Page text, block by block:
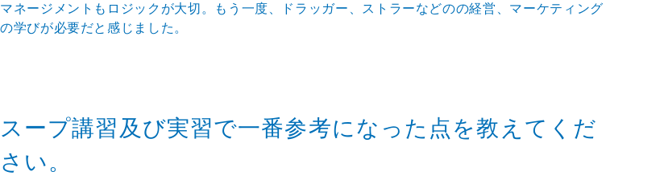
マネージメントもロジックが大切。もう一度、ドラッガー、ストラーなどのの経営、マーケティング
の学びが必要だと感じました。
スープ講習及び実習で一番参考になった点を教えてくだ
さい。